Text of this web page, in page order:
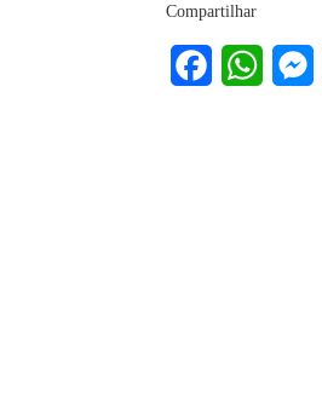
Compartilhar
Facebook